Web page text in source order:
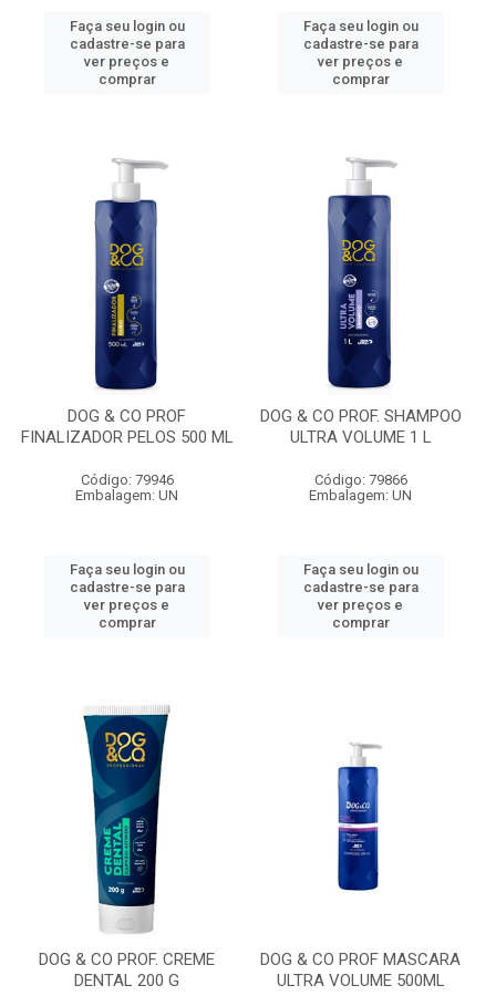
Faça seu login ou
cadastre-se para
ver preços e
comprar
Faça seu login ou
cadastre-se para
ver preços e
comprar
DOG & CO PROF
FINALIZADOR PELOS 500 ML
Código: 79946
Embalagem: UN
Faça seu login ou
cadastre-se para
ver preços e
comprar
DOG & CO PROF. SHAMPOO
ULTRA VOLUME 1 L
Código: 79866
Embalagem: UN
Faça seu login ou
cadastre-se para
ver preços e
comprar
DOG & CO PROF. CREME
DENTAL 200 G
DOG & CO PROF MASCARA
ULTRA VOLUME 500ML